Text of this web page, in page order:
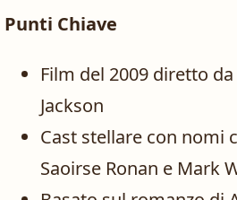
Punti Chiave
Film del 2009 diretto
Jackson
Cast stellare con nomi
Saoirse Ronan e Mark